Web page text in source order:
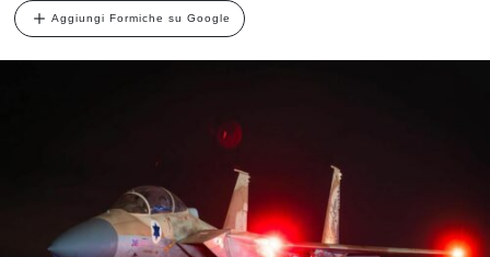
Aggiungi Formiche su Google